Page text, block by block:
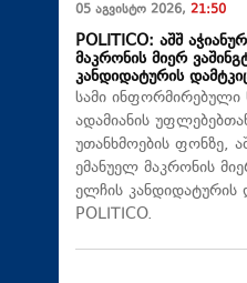
05 აგვისტო 2026, 21:50
POLITICO: აშშ
მაკრონის მიერ
კანდიდატურის
სამი
ადამიანის
უთანხმოების ფონზე,
ემანუელ მაკრონის
ელჩის კანდიდატურის
POLITICO.